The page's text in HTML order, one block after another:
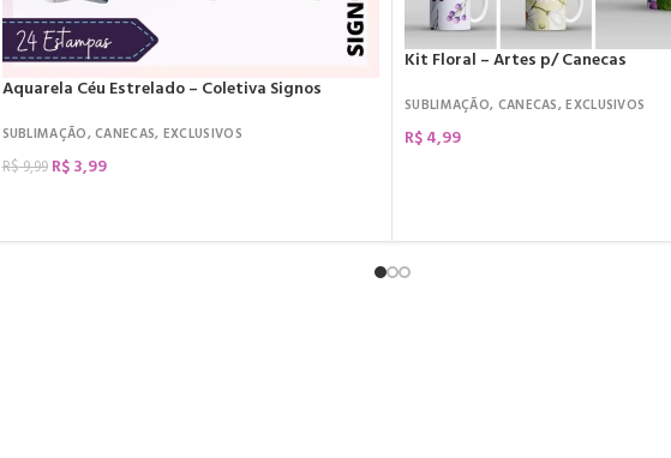
Aquarela Céu Estrelado – Coletiva Signos
SUBLIMAÇÃO,CANECAS, EXCLUSIVOS
R$9,99 R$3,99
Kit Floral – Artes p/ Canecas
SUBLIMAÇÃO, CANECAS,EXCLUSIVOS
R$4,99